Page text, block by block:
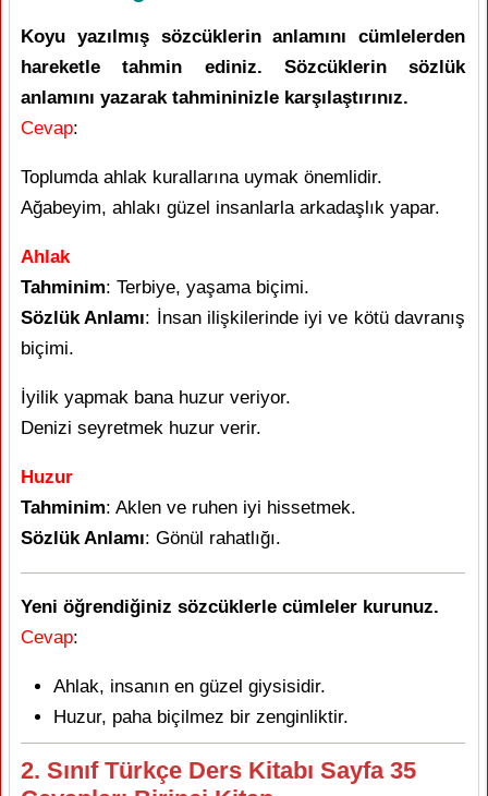
Koyu yazılmış sözcüklerin anlamını cümlelerden
hareketle tahmin ediniz. Sözcüklerin sözlük
anlamını yazarak tahmininizle karşılaştırınız.
Cevap:
Toplumda ahlak kurallarına uymak önemlidir.
Ağabeyim, ahlakı güzel insanlarla arkadaşlık yapar.
Ahlak
Tahminim: Terbiye, yaşama biçimi.
Sözlük Anlamı: İnsan ilişkilerinde iyi ve kötü davranış
biçimi.
İyilik yapmak bana huzur veriyor.
Denizi seyretmek huzur verir.
Huzur
Tahminim: Aklen ve ruhen iyi hissetmek.
Sözlük Anlamı: Gönül rahatlığı.
Yeni öğrendiğiniz sözcüklerle cümleler kurunuz.
Cevap:
Ahlak, insanın en güzel giysisidir.
Huzur, paha biçilmez bir zenginliktir.
2. Sınıf Türkçe Ders Kitabı Sayfa 35